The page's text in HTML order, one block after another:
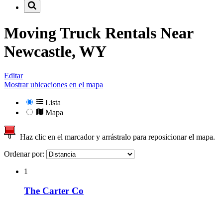
Moving Truck Rentals Near
Newcastle, WY
Editar
Mostrar ubicaciones en el mapa
Lista
Mapa
Haz clic en el marcador y arrástralo para reposicionar el mapa.
Ordenar por:
1
The Carter Co